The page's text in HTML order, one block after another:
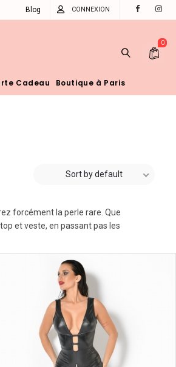
CONNEXION
Blog
0
Cadeau Boutique à Paris
Sort by default
forcément la perle rare. Que
et veste, en passant pas les